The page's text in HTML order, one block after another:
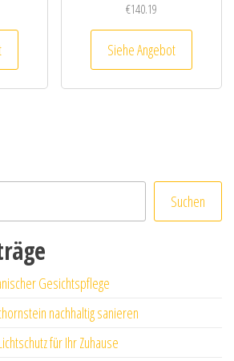
€140.19
Siehe Angebot
Suchen
Gesichtspflege
nachhaltig sanieren
für Ihr Zuhause